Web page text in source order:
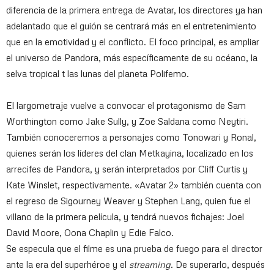
diferencia de la primera entrega de Avatar, los directores ya han
adelantado que el guión se centrará más en el entretenimiento
que en la emotividad y el conflicto. El foco principal, es ampliar
el universo de Pandora, más específicamente de su océano, la
selva tropical t las lunas del planeta Polifemo.
El largometraje vuelve a convocar el protagonismo de Sam
Worthington como Jake Sully, y Zoe Saldana como Neytiri.
También conoceremos a personajes como Tonowari y Ronal,
quienes serán los líderes del clan Metkayina, localizado en los
arrecifes de Pandora, y serán interpretados por Cliff Curtis y
Kate Winslet, respectivamente. «Avatar 2» también cuenta con
el regreso de Sigourney Weaver y Stephen Lang, quien fue el
villano de la primera película, y tendrá nuevos fichajes: Joel
David Moore, Oona Chaplin y Edie Falco.
Se especula que el filme es una prueba de fuego para el director
ante la era del superhéroe y el streaming. De superarlo, después